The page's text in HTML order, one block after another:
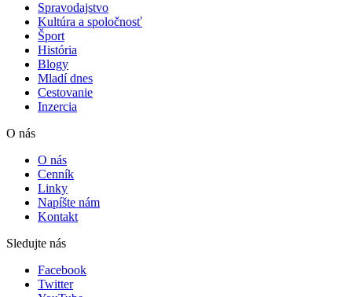
Spravodajstvo
Kultúra a spoločnosť
Šport
História
Blogy
Mladí dnes
Cestovanie
Inzercia
O nás
O nás
Cenník
Linky
Napíšte nám
Kontakt
Sledujte nás
Facebook
Twitter